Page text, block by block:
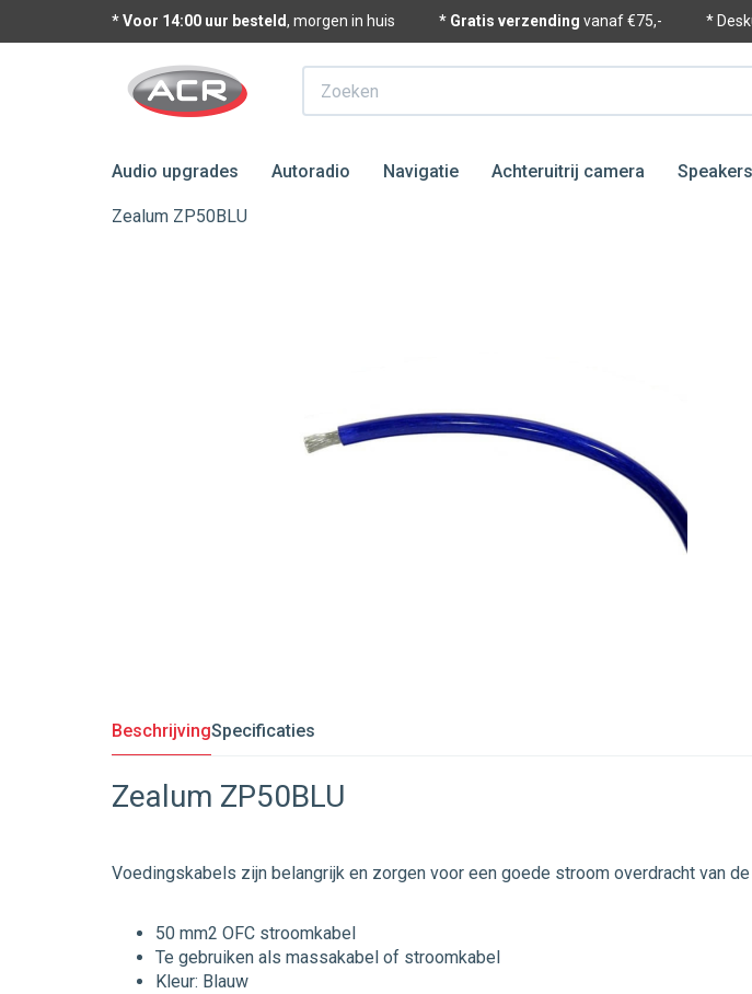
* Voor 14:00 uur besteld, morgen in huis * Gratis verzending vanaf €75,- *
Zoeken
Audio upgrades Autoradio Navigatie Achteruitrij camera Speakers
Zealum ZP50BLU
BeschrijvingSpecificaties
Zealum ZP50BLU
Voedingskabels zijn belangrijk en zorgen voor een goede stroom overdracht van
50 mm2 OFC stroomkabel
Te gebruiken als massakabel of stroomkabel
Kleur: Blauw